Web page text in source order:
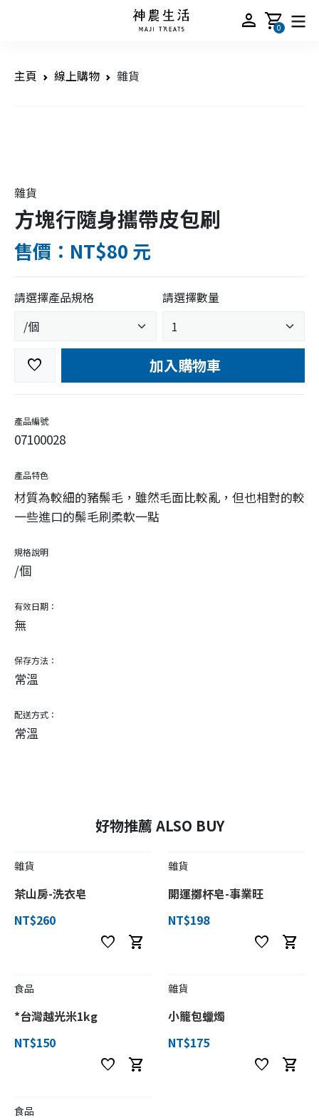
person shopping_cart
0
主頁 線上購物 雜貨
雜貨
方塊行隨身攜帶皮包刷
售價：NT$80 元
請選擇產品規格 請選擇數量
favorite 加入購物車
產品編號
07100028
產品特色
材質為較細的豬鬃毛，雖然毛面比較亂，但也相對的較
一些進口的鬃毛刷柔軟一點
規格說明
/個
有效日期：
無
保存方法：
常溫
配送方式：
常溫
好物推薦 ALSO BUY
雜貨
茶山房-洗衣皂
NT$260
favorite shopping_cart
雜貨
開運擲杯皂-事業旺
NT$198
favorite shopping_cart
食品
*台灣越光米1kg
NT$150
favorite shopping_cart
雜貨
小籠包蠟燭
NT$175
favorite shopping_cart
食品